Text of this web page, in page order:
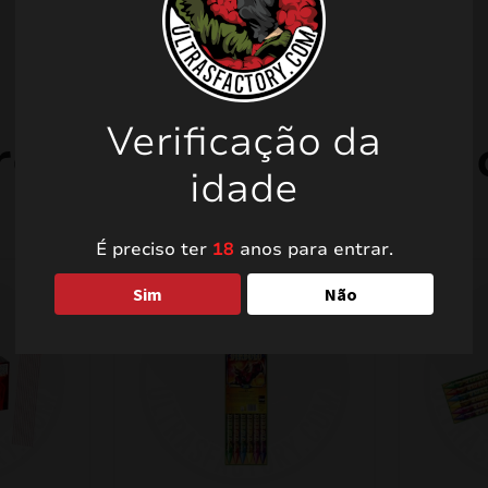
Verificação da
idade
É preciso ter 18 anos para entrar.
Sim Não